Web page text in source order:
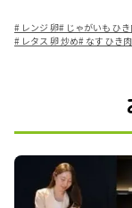
# レンジ 卵# じゃがいも ひ
# レタス 卵 炒め# なす ひき